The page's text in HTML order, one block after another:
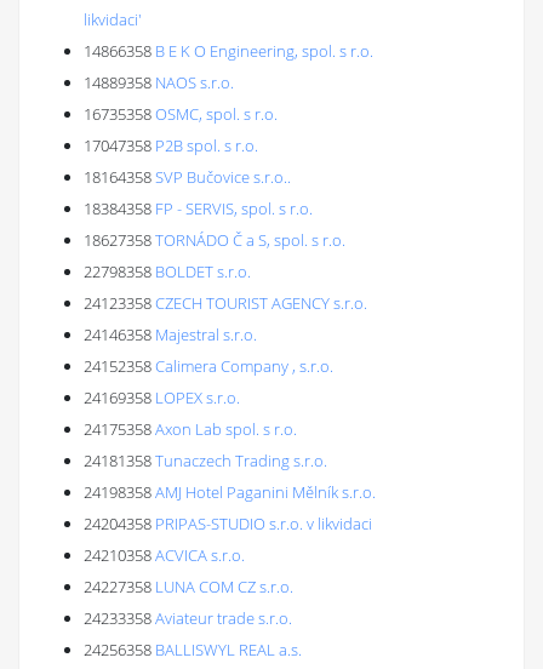
likvidaci'
14866358 B E K O Engineering, spol. s r.o.
14889358 NAOS s.r.o.
16735358OSMC, spol. s r.o.
17047358 P2B spol. s r.o.
18164358SVP Bučovice s.r.o..
18384358 FP - SERVIS, spol. s r.o.
18627358TORNÁDO Č a S, spol. s r.o.
22798358 BOLDET s.r.o.
24123358CZECH TOURIST AGENCY s.r.o.
24146358 Majestral s.r.o.
24152358Calimera Company , s.r.o.
24169358 LOPEX s.r.o.
24175358Axon Lab spol. s r.o.
24181358Tunaczech Trading s.r.o.
24198358AMJ Hotel Paganini Mělník s.r.o.
24204358 PRIPAS-STUDIO s.r.o. v likvidaci
24210358ACVICA s.r.o.
24227358 LUNA COM CZ s.r.o.
24233358Aviateur trade s.r.o.
24256358 BALLISWYL REAL a.s.